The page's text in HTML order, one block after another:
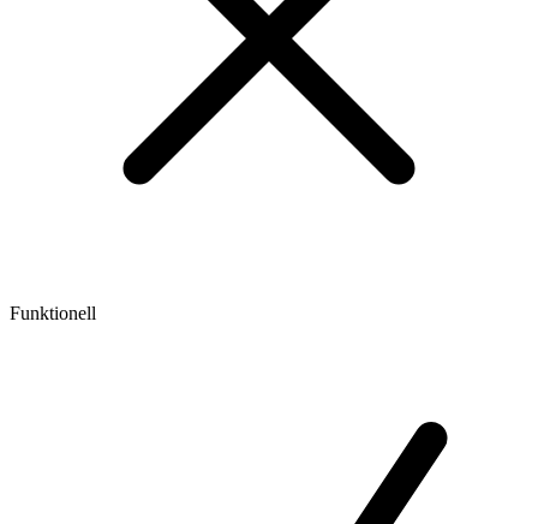
Funktionell